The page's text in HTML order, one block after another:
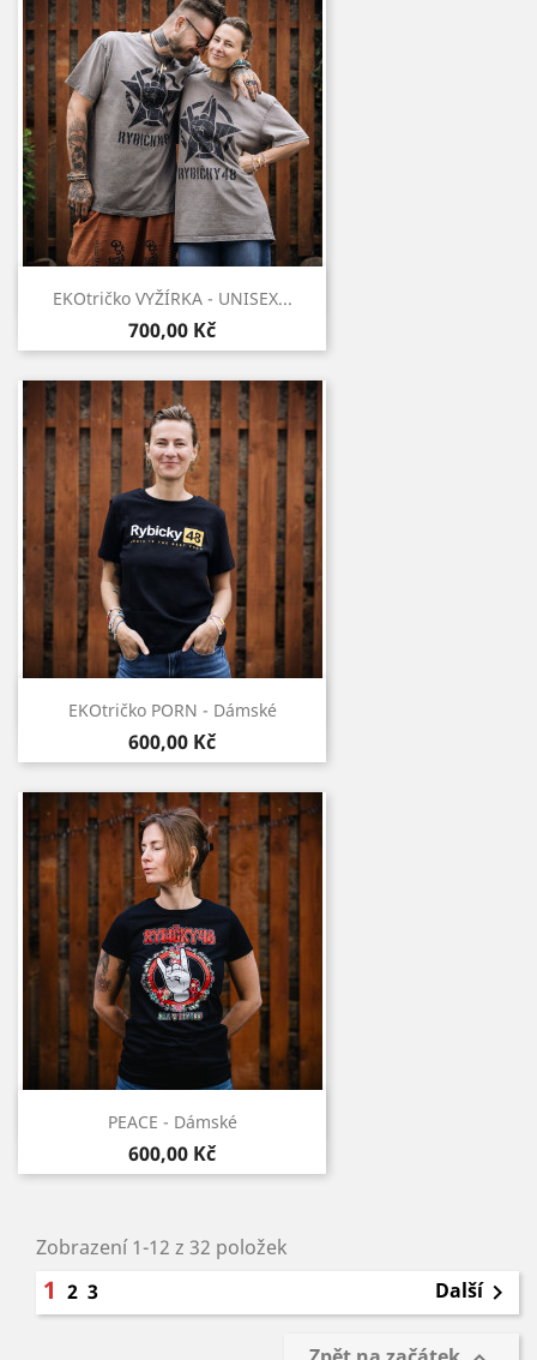
Rychlý náhled
EKOtričko VYŽÍRKA - UNISEX...
700,00 Kč
Rychlý náhled
EKOtričko PORN - Dámské
600,00 Kč
Rychlý náhled
PEACE - Dámské
600,00 Kč
Zobrazení 1-12 z 32 položek
1 2 3 Další